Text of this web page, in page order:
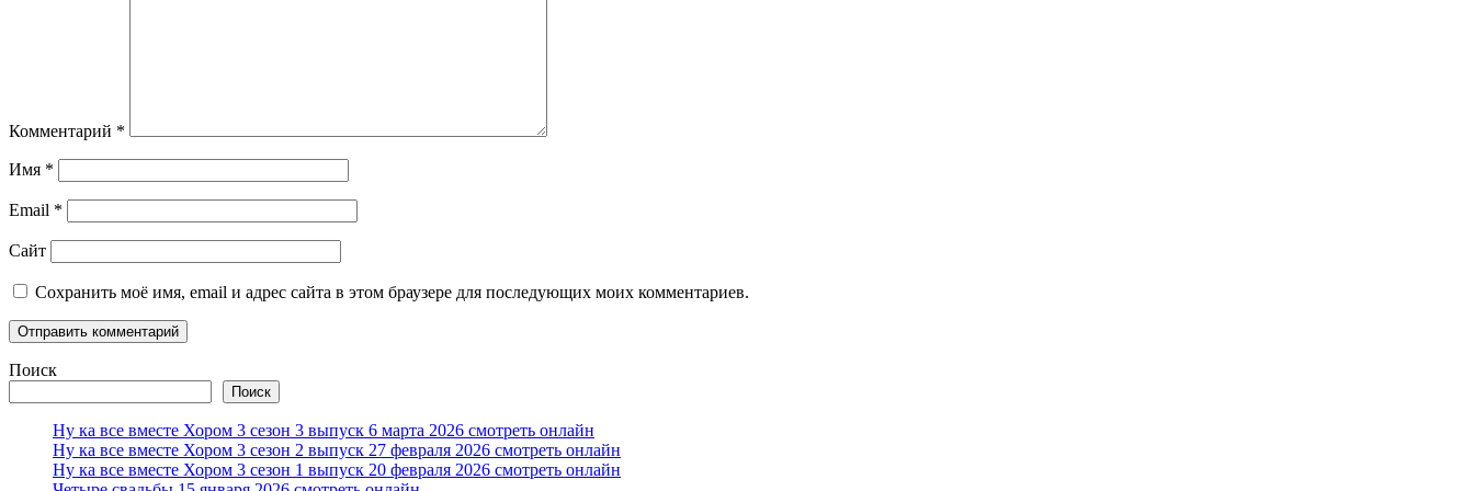
Комментарий *
Имя *
Email *
Сайт
Сохранить моё имя, email и адрес сайта в этом браузере для последующих моих комментариев.
Поиск
Поиск
Ну ка все вместе Хором 3 сезон 3 выпуск 6 марта 2026 смотреть онлайн
Ну ка все вместе Хором 3 сезон 2 выпуск 27 февраля 2026 смотреть онлайн
Ну ка все вместе Хором 3 сезон 1 выпуск 20 февраля 2026 смотреть онлайн